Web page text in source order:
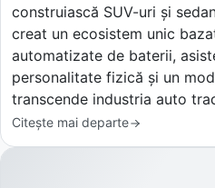
construiască SUV-uri și
creat un ecosistem unic
automatizate de baterii,
personalitate fizică și un
transcende industria auto
Citește mai departe